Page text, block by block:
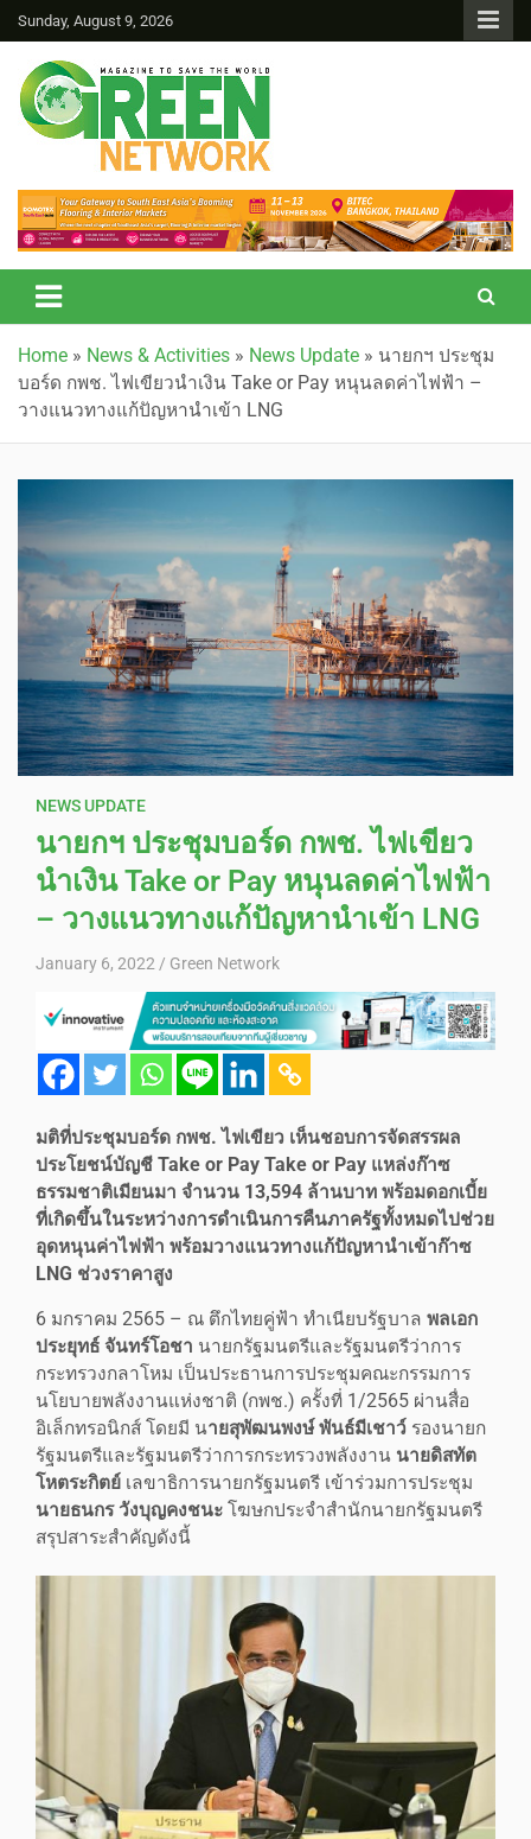
Sunday, August 9, 2026
Green Network
Home » News & Activities » News Update » นายกฯ ประชุม
บอร์ด กพช. ไฟเขียวนำเงิน Take or Pay หนุนลดค่าไฟฟ้า –
วางแนวทางแก้ปัญหานำเข้า LNG
NEWS UPDATE
นายกฯ ประชุมบอร์ด กพช. ไฟเขียว
นำเงิน Take or Pay หนุนลดค่าไฟฟ้า
– วางแนวทางแก้ปัญหานำเข้า LNG
January 6, 2022 Green Network
มติที่ประชุมบอร์ด กพช. ไฟเขียว เห็นชอบการจัดสรรผล
ประโยชน์บัญชี Take or Pay Take or Pay แหล่งก๊าซ
ธรรมชาติเมียนมา จํานวน 13,594 ล้านบาท พร้อมดอกเบี้ย
ที่เกิดขึ้นในระหว่างการดำเนินการคืนภาครัฐทั้งหมดไปช่วย
อุดหนุนค่าไฟฟ้า พร้อมวางแนวทางแก้ปัญหานำเข้าก๊าซ
LNG ช่วงราคาสูง
6 มกราคม 2565 – ณ ตึกไทยคู่ฟ้า ทำเนียบรัฐบาล พลเอก
ประยุทธ์ จันทร์โอชา นายกรัฐมนตรีและรัฐมนตรีว่าการ
กระทรวงกลาโหม เป็นประธานการประชุมคณะกรรมการ
นโยบายพลังงานแห่งชาติ (กพช.) ครั้งที่ 1/2565 ผ่านสื่อ
อิเล็กทรอนิกส์ โดยมี นายสุพัฒนพงษ์ พันธ์มีเชาว์ รองนายก
รัฐมนตรีและรัฐมนตรีว่าการกระทรวงพลังงาน นายดิสทัต
โหตระกิตย์ เลขาธิการนายกรัฐมนตรี เข้าร่วมการประชุม
นายธนกร วังบุญคงชนะ โฆษกประจำสำนักนายกรัฐมนตรี
สรุปสาระสำคัญดังนี้